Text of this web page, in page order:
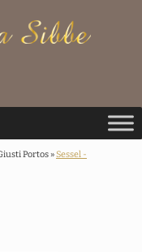
Portos »Sessel -